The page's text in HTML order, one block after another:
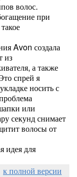
волос.
при
Avon создала
из
а также
спрей я
носить с
или
секунд снимает
волосы от
идея для
к полной версии